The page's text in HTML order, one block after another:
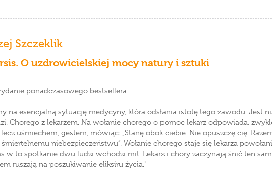
Szczeklik
O uzdrowicielskiej mocy natury i sztuki
ponadczasowego bestsellera.
na esencjalną sytuację medycyny, która odsłania istotę tego zawodu. Jest
Chorego z lekarzem. Na wołanie chorego o pomoc lekarz odpowiada,
lecz uśmiechem, gestem, mówiąc: „Stanę obok ciebie. Nie opuszczę cię.
niebezpieczeństwu”. Wołanie chorego staje się lekarza
w to spotkanie dwu ludzi wchodzi mit. Lekarz i chory zaczynają śnić ten
ruszają na poszukiwanie eliksiru życia."